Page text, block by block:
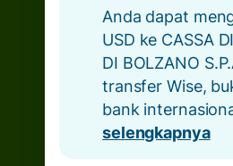
Anda dapat
USD ke CASSA
DI BOLZANO
transfer Wise,
bank
selengkapnya